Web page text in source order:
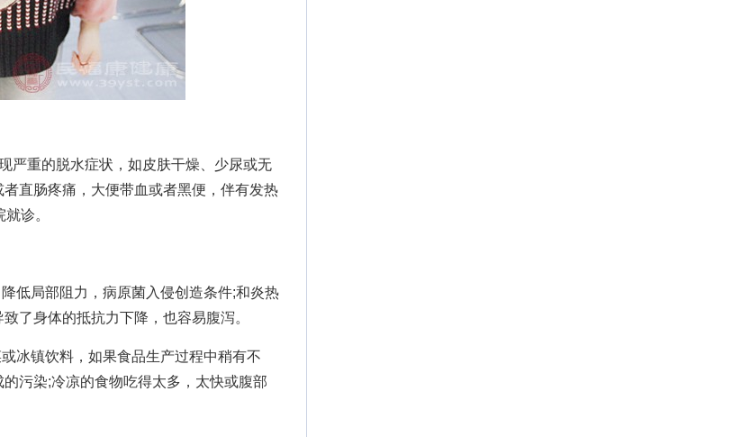
重的脱水症状，如皮肤干燥、少尿或无
直肠疼痛，大便带血或者黑便，伴有发热
诊。
局部阻力，病原菌入侵创造条件;和炎热
了身体的抵抗力下降，也容易腹泻。
镇饮料，如果食品生产过程中稍有不
污染;冷凉的食物吃得太多，太快或腹部